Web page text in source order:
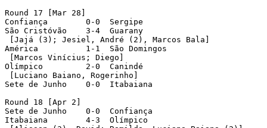
Round 17 [Mar 28]
Confiança	 0-0  Sergipe
São Cristóvão	 3-4  Guarany
[Jajá (3); Jesiel, André (2), Marcos Bala]
América		 1-1  São Domingos
[Marcos Vinícius; Diego]
Olímpico	 2-0  Canindé
[Luciano Baiano, Rogerinho]
Sete de Junho	 0-0  Itabaiana
Round 18 [Apr 2]
Sete de Junho	 0-0  Confiança
Itabaiana	 4-3  Olímpico